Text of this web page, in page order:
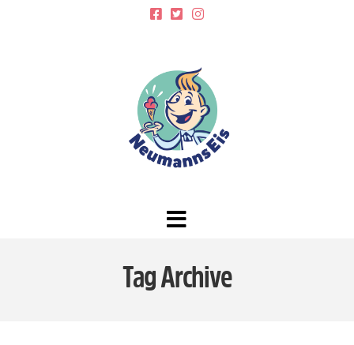
Navigation
Tag Archive